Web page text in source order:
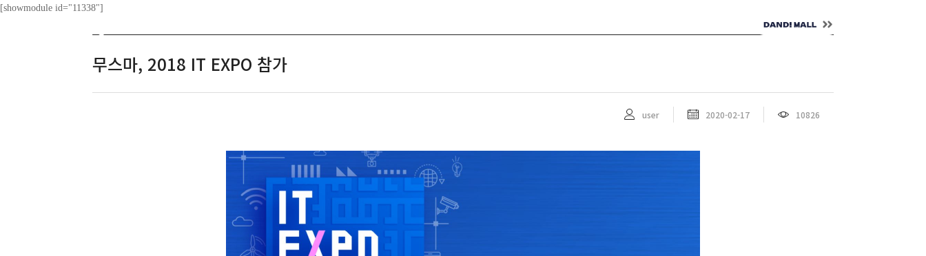
[showmodule id="11338"]
무스마, 2018 IT EXPO 참가
user 2020-02-17 10826